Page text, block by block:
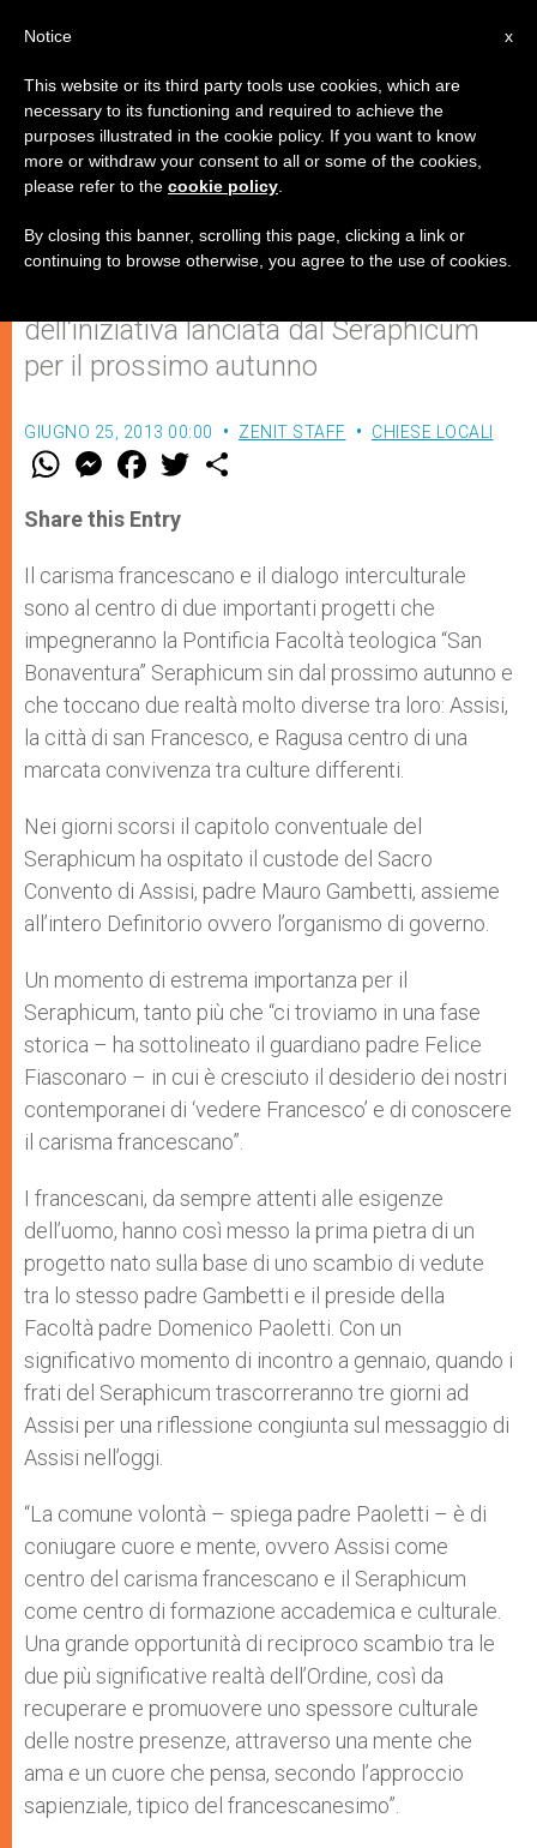
Assisi e Ragusa insieme nel
nome di San Francesco
dell’iniziativa lanciata dal Seraphicum
per il prossimo autunno
GIUGNO 25, 2013 00:00 ZENIT STAFF CHIESE LOCALI
W
t
s
p
p
M
e
s
e
g
e
r
F
a
e
b
o
k
w
r
Share this Entry
Il carisma francescano e il dialogo interculturale
sono al centro di due importanti progetti che
impegneranno la Pontificia Facoltà teologica “San
Bonaventura” Seraphicum sin dal prossimo autunno e
che toccano due realtà molto diverse tra loro: Assisi,
la città di san Francesco, e Ragusa centro di una
marcata convivenza tra culture differenti.
Nei giorni scorsi il capitolo conventuale del
Seraphicum ha ospitato il custode del Sacro
Convento di Assisi, padre Mauro Gambetti, assieme
all’intero Definitorio ovvero l’organismo di governo.
Un momento di estrema importanza per il
Seraphicum, tanto più che “ci troviamo in una fase
storica – ha sottolineato il guardiano padre Felice
Fiasconaro – in cui è cresciuto il desiderio dei nostri
contemporanei di ‘vedere Francesco’ e di conoscere
il carisma francescano”.
I francescani, da sempre attenti alle esigenze
dell’uomo, hanno così messo la prima pietra di un
progetto nato sulla base di uno scambio di vedute
tra lo stesso padre Gambetti e il preside della
Facoltà padre Domenico Paoletti. Con un
significativo momento di incontro a gennaio, quando i
frati del Seraphicum trascorreranno tre giorni ad
Assisi per una riflessione congiunta sul messaggio di
Assisi nell’oggi.
“La comune volontà – spiega padre Paoletti – è di
coniugare cuore e mente, ovvero Assisi come
centro del carisma francescano e il Seraphicum
come centro di formazione accademica e culturale.
Una grande opportunità di reciproco scambio tra le
due più significative realtà dell’Ordine, così da
recuperare e promuovere uno spessore culturale
delle nostre presenze, attraverso una mente che
ama e un cuore che pensa, secondo l’approccio
sapienziale, tipico del francescanesimo”.
x
Notice
This website or its third party tools use cookies, which are
necessary to its functioning and required to achieve the
purposes illustrated in the cookie policy. If you want to know
more or withdraw your consent to all or some of the cookies,
please refer to the cookie policy
By closing this banner, scrolling this page, clicking a link or
continuing to browse otherwise, you agree to the use of cookies.